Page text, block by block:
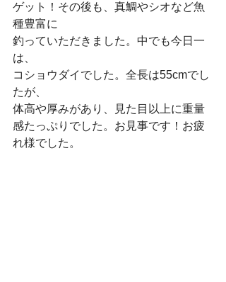
ゲット！その後も、真鯛やシオなど魚
種豊富に
釣っていただきました。中でも今日一
は、
コショウダイでした。全長は55cmでし
たが、
体高や厚みがあり、見た目以上に重量
感たっぷりでした。お見事です！お疲
れ様でした。